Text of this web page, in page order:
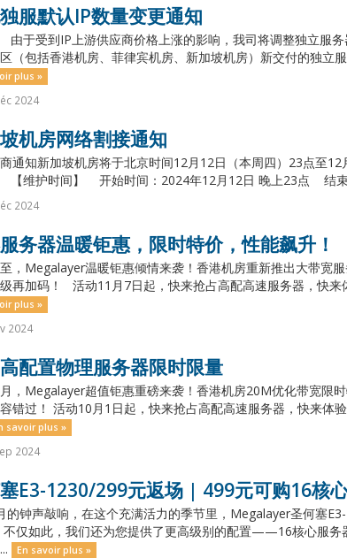
服默认IP数量变更通知
由于受到IP上游供应商价格上涨的影响，我司将调整独立服
（包括香港机房、菲律宾机房、新加坡机房）新交付的独
plus »
2024
机房网络割接通知
通知新加坡机房将于北京时间12月12日（本周四）23点至
【维护时间】 开始时间：2024年12月12日 晚上23点 结束
2024
务器温暖钜惠，限时特价，性能飙升！
，Megalayer温暖钜惠倾情来袭！香港机房重新推出大带宽
再加码！ 活动11月7日起，快来抢占高配高速服务器，快
plus »
2024
配置物理服务器限时限量
，Megalayer超值钜惠重磅来袭！香港机房20M优化带宽限
错过！ 活动10月1日起，快来抢占高配高速服务器，快来
savoir plus »
2024
E3-1230/299元返场 | 499元可购16核
的钟声敲响，在这个充满活力的季节里，Megalayer圣何塞
不仅如此，我们还为您提供了更高级别的配置——16核心服
En savoir plus »